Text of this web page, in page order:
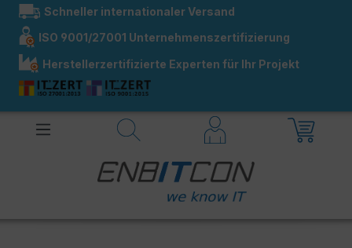
springen
Schneller internationaler Versand
ISO 9001/27001 Unternehmenszertifizierung
Herstellerzertifizierte Experten für Ihr Projekt